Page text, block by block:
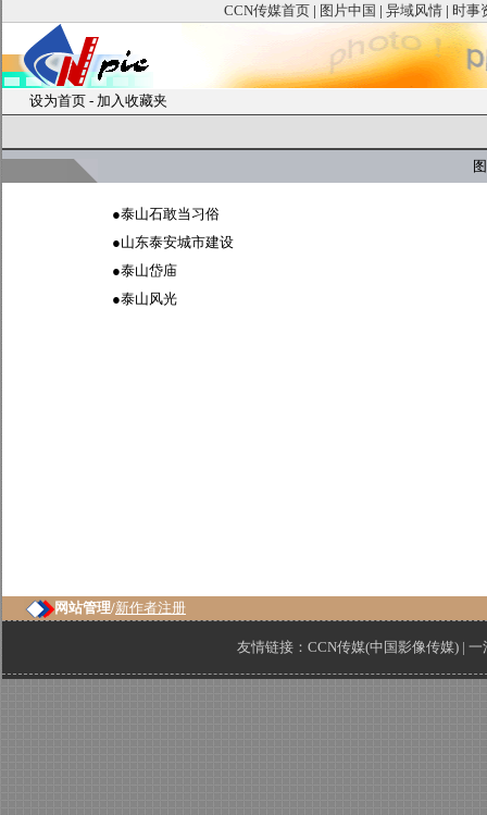
CCN传媒首页 | 图片中国 | 异域风情 | 时事
设为首页 - 加入收藏夹
图
●泰山石敢当习俗
●山东泰安城市建设
●泰山岱庙
●泰山风光
网站管理/新作者注册
友情链接： CCN传媒(中国影像传媒) | 一